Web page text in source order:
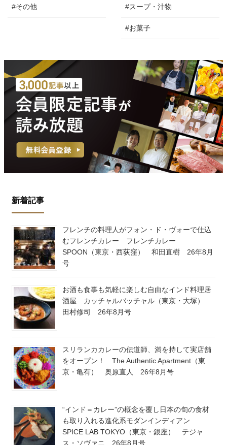
#その他 #スープ・汁物
#お菓子
新着記事
フレンチの料理人がフォン・ド・ヴォーで仕込
むフレンチカレー フレンチカレー
SPOON（東京・西荻窪） 和田直樹 26年8月
号
お酒も食事も気軽に楽しむ自由なインド料理居
酒屋 カッチャルバッチャル（東京・大塚）
田村修司 26年8月号
スリランカカレーの伝道師、満を持して実店舗
をオープン！ The Authentic Apartment（東
京・亀有） 奥原直人 26年8月号
“インド＝カレー”の概念を覆し日本の旬の食材
も取り入れる進化系モダンインディアン
SPICE LAB TOKYO（東京・銀座） テジャ
ス・ソヴァニ 26年8月号